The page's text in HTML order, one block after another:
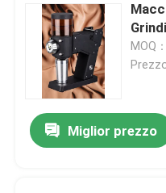
MOQ
Miglior prezzo